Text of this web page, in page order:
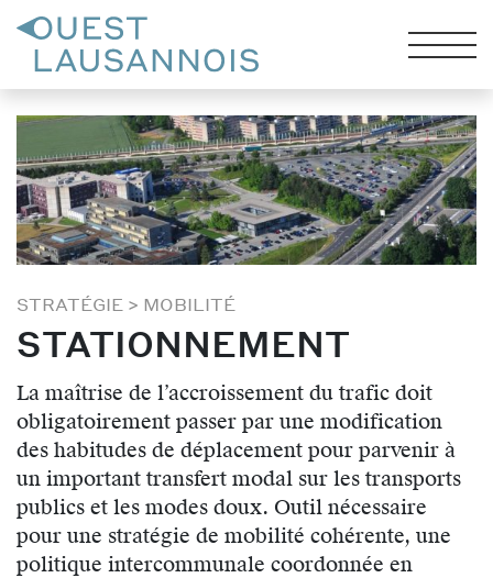
STRATÉGIE > MOBILITÉ
STATIONNEMENT
La maîtrise de l’accroissement du trafic doit
obligatoirement passer par une modification
des habitudes de déplacement pour parvenir à
un important transfert modal sur les transports
publics et les modes doux. Outil nécessaire
pour une stratégie de mobilité cohérente, une
politique intercommunale coordonnée en